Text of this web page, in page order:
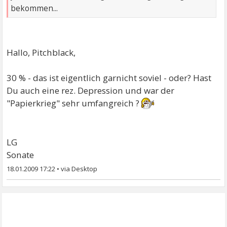
bekommen...
Hallo, Pitchblack,
30 % - das ist eigentlich garnicht soviel - oder? Hast
Du auch eine rez. Depression und war der
"Papierkrieg" sehr umfangreich ?
LG
Sonate
18.01.2009 17:22 •